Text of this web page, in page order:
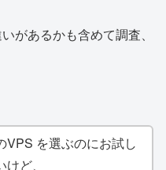
があるかも含めて調査、
VPS を選ぶのにお試し
ど、